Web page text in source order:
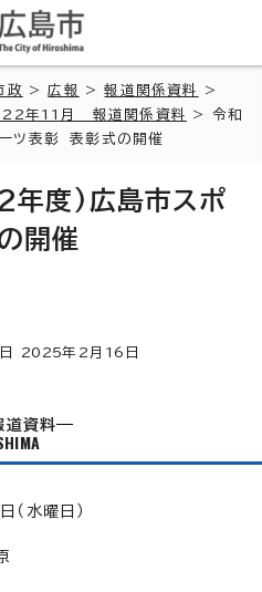
政 >広報 >報道関係資料
>
年11月 報道関係資料
> 令和
ツ表彰 表彰式の開催
度)広島市スポ
開催
2025年2月 16 日
道資料
水曜日）